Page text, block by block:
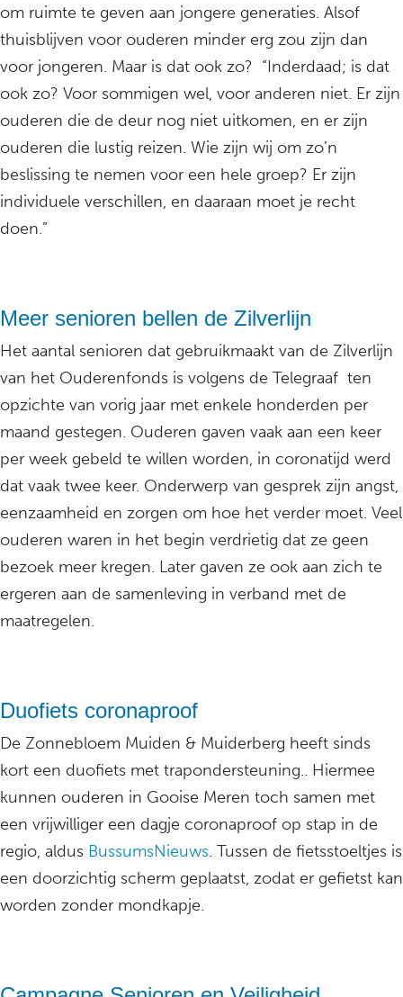
om ruimte te geven aan jongere generaties. Alsof
thuisblijven voor ouderen minder erg zou zijn dan
voor jongeren. Maar is dat ook zo? “Inderdaad; is dat
ook zo? Voor sommigen wel, voor anderen niet. Er zijn
ouderen die de deur nog niet uitkomen, en er zijn
ouderen die lustig reizen. Wie zijn wij om zo’n
beslissing te nemen voor een hele groep? Er zijn
individuele verschillen, en daaraan moet je recht
doen.”
Meer senioren bellen de Zilverlijn
Het aantal senioren dat gebruikmaakt van de Zilverlijn
van het Ouderenfonds is volgens de Telegraaf ten
opzichte van vorig jaar met enkele honderden per
maand gestegen. Ouderen gaven vaak aan een keer
per week gebeld te willen worden, in coronatijd werd
dat vaak twee keer. Onderwerp van gesprek zijn angst,
eenzaamheid en zorgen om hoe het verder moet. Veel
ouderen waren in het begin verdrietig dat ze geen
bezoek meer kregen. Later gaven ze ook aan zich te
ergeren aan de samenleving in verband met de
maatregelen.
Duofiets coronaproof
De Zonnebloem Muiden & Muiderberg heeft sinds
kort een duofiets met trapondersteuning.. Hiermee
kunnen ouderen in Gooise Meren toch samen met
een vrijwilliger een dagje coronaproof op stap in de
regio, aldus BussumsNieuws. Tussen de fietsstoeltjes is
een doorzichtig scherm geplaatst, zodat er gefietst kan
worden zonder mondkapje.